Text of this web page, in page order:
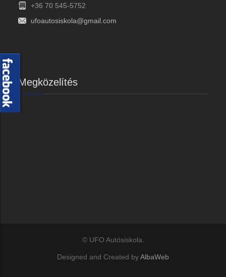
+36 70 545-5752
ufoautosiskola@gmail.com
Megközelítés
© UFO Autósiskola.
Designed and Created byAlbaWeb